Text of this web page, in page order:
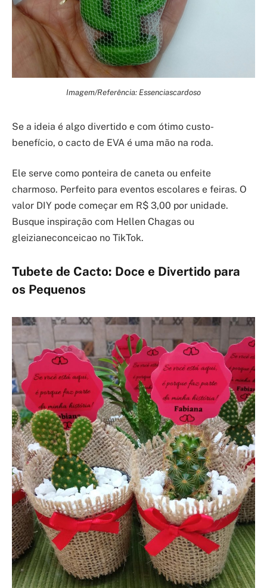
Imagem/Referência: Essenciascardoso
Se a ideia é algo divertido e com ótimo custo-
benefício, o cacto de EVA é uma mão na roda.
Ele serve como ponteira de caneta ou enfeite
charmoso. Perfeito para eventos escolares e feiras. O
valor DIY pode começar em R$ 3,00 por unidade.
Busque inspiração com Hellen Chagas ou
gleizianeconceicao no TikTok.
Tubete de Cacto: Doce e Divertido para
os Pequenos